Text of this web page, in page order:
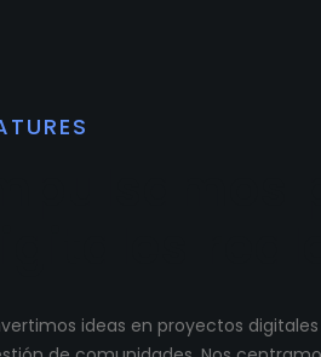
ideas en proyectos